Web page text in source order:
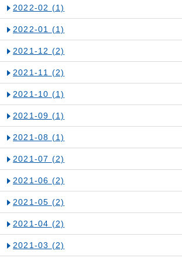
2022-02 (1)
2022-01 (1)
2021-12 (2)
2021-11 (2)
2021-10 (1)
2021-09 (1)
2021-08 (1)
2021-07 (2)
2021-06 (2)
2021-05 (2)
2021-04 (2)
2021-03 (2)